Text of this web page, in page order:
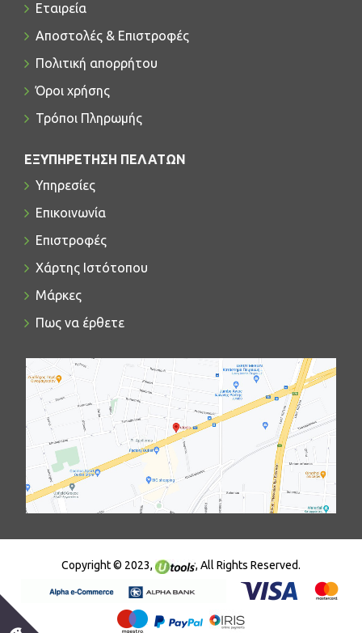
Εταιρεία
Αποστολές & Επιστροφές
Πολιτική απορρήτου
Όροι χρήσης
Τρόποι Πληρωμής
ΕΞΥΠΗΡΕΤΗΣΗ ΠΕΛΑΤΩΝ
Υπηρεσίες
Επικοινωνία
Επιστροφές
Χάρτης Ιστότοπου
Μάρκες
Πως να έρθετε
Copyright © 2023, , All Rights Reserved.